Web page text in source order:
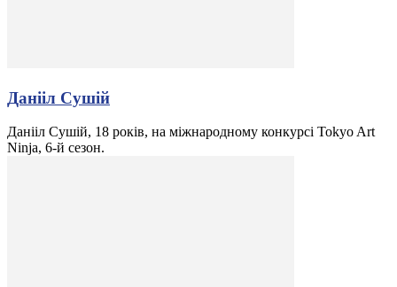
Данііл Сушій
Данііл Сушій, 18 років, на міжнародному конкурсі Tokyo Art
Ninja, 6-й сезон.